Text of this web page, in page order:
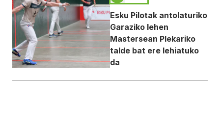
Esku Pilotak antolaturiko
Garaziko lehen
Mastersean Plekariko
talde bat ere lehiatuko
da